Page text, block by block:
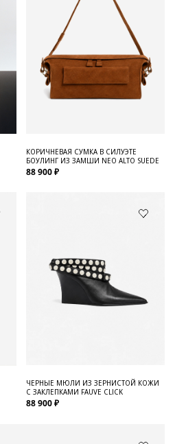
КОРИЧНЕВАЯ СУМКА В СИЛУЭТЕ
БОУЛИНГ ИЗ ЗАМШИ NEO ALTO SUEDE
88 900 ₽
ЧЕРНЫЕ МЮЛИ ИЗ ЗЕРНИСТОЙ КОЖИ
С ЗАКЛЕПКАМИ FAUVE CLICK
88 900 ₽